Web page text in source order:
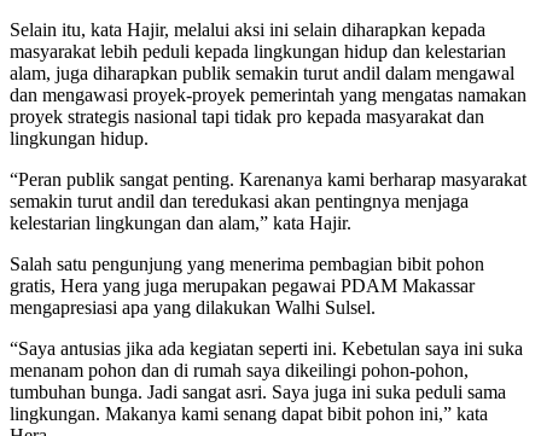
Selain itu, kata Hajir, melalui aksi ini selain diharapkan kepada
masyarakat lebih peduli kepada lingkungan hidup dan kelestarian
alam, juga diharapkan publik semakin turut andil dalam mengawal
dan mengawasi proyek-proyek pemerintah yang mengatas namakan
proyek strategis nasional tapi tidak pro kepada masyarakat dan
lingkungan hidup.
“Peran publik sangat penting. Karenanya kami berharap masyarakat
semakin turut andil dan teredukasi akan pentingnya menjaga
kelestarian lingkungan dan alam,” kata Hajir.
Salah satu pengunjung yang menerima pembagian bibit pohon
gratis, Hera yang juga merupakan pegawai PDAM Makassar
mengapresiasi apa yang dilakukan Walhi Sulsel.
“Saya antusias jika ada kegiatan seperti ini. Kebetulan saya ini suka
menanam pohon dan di rumah saya dikeilingi pohon-pohon,
tumbuhan bunga. Jadi sangat asri. Saya juga ini suka peduli sama
lingkungan. Makanya kami senang dapat bibit pohon ini,” kata